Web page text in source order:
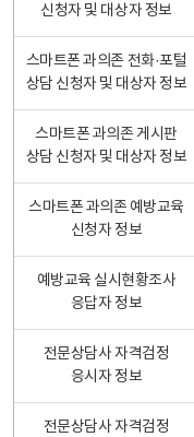
신청자 및 대상자 정보
스마트폰 과의존 전화·포털
상담 신청자 및 대상자 정보
스마트폰 과의존 게시판
상담 신청자 및 대상자 정보
스마트폰 과의존 예방교육
신청자 정보
예방교육 실시현황조사
응답자 정보
전문상담사 자격검정
응시자 정보
전문상담사 자격검정